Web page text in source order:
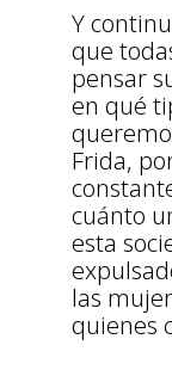
Y
que
pensar
en qué
Frida,
cuánto
esta
las
quienes